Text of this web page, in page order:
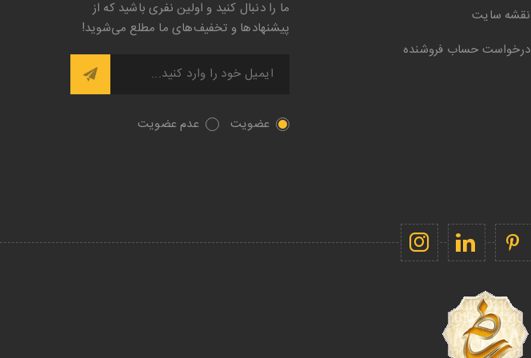
نقشه سایت
درخواست حساب فروشنده
ما را دنبال کنید و اولین نفری باشید که از
پیشنها‌د‌ها و تخفیف‌های ما مطلع می‌شوید!
عضویت عدم عضویت